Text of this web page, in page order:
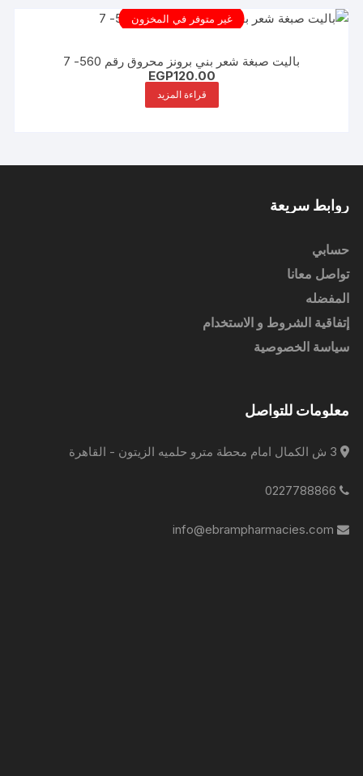
غير متوفر في المخزون
باليت صبغة شعر بني برونز محروق رقم 560- 7
EGP120.00
قراءة المزيد
روابط سريعة
حسابي
تواصل معانا
المفضله
إتفاقية الشروط و الاستخدام
سياسة الخصوصية
معلومات للتواصل